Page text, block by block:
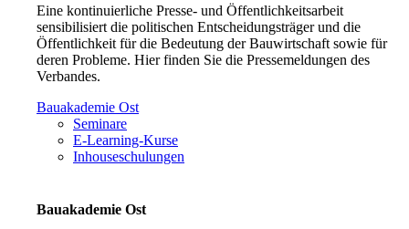
Eine kontinuierliche Presse- und Öffentlichkeitsarbeit
sensibilisiert die politischen Entscheidungsträger und die
Öffentlichkeit für die Bedeutung der Bauwirtschaft sowie für
deren Probleme. Hier finden Sie die Pressemeldungen des
Verbandes.
Bauakademie Ost
Seminare
E-Learning-Kurse
Inhouseschulungen
Bauakademie Ost